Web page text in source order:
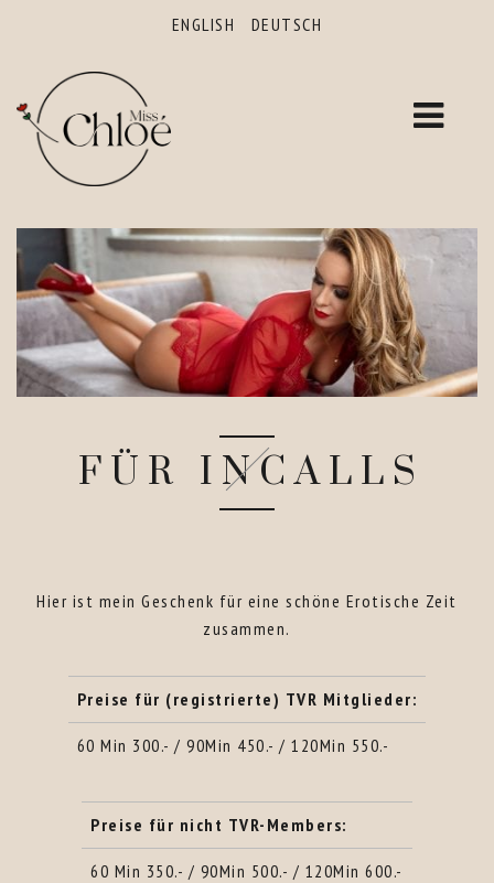
ENGLISH DEUTSCH
FÜR INCALLS
Hier ist mein Geschenk für eine schöne Erotische Zeit
zusammen.
Preise für (registrierte) TVR Mitglieder:
60 Min 300.- / 90Min 450.- / 120Min 550.-
Preise für nicht TVR-Members:
60 Min 350.- / 90Min 500.- / 120Min 600.-